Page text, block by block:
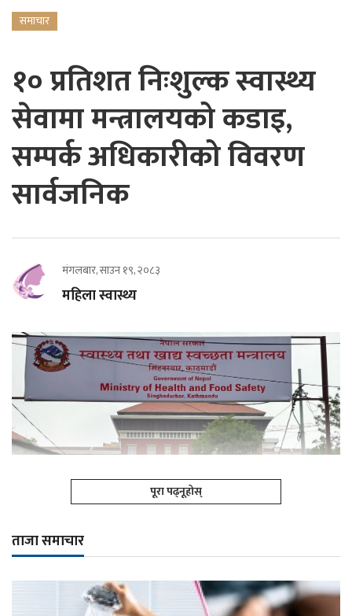
समाचार
१० प्रतिशत निःशुल्क स्वास्थ्य
सेवामा मन्त्रालयको कडाइ,
सम्पर्क अधिकारीको विवरण
सार्वजनिक
मंगलबार, साउन १९, २०८३
महिला स्वास्थ्य
पूरा पढ्नूहोस्
ताजा समाचार